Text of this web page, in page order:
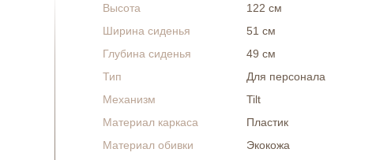
Высота
122 см
Ширина сиденья
51 см
Глубина сиденья
49 см
Тип
Для персонала
Механизм
Tilt
Материал каркаса
Пластик
Материал обивки
Экокожа